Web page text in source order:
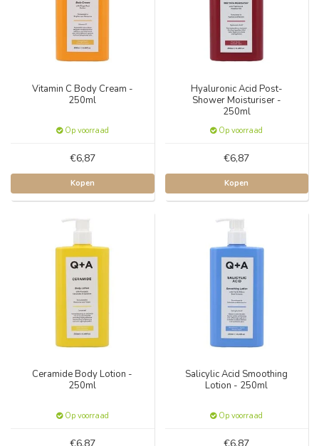
Vitamin C Body Cream -
250ml
Op voorraad
€6,87
Kopen
Hyaluronic Acid Post-
Shower Moisturiser -
250ml
Op voorraad
€6,87
Kopen
Ceramide Body Lotion -
250ml
Op voorraad
Salicylic Acid Smoothing
Lotion - 250ml
Op voorraad